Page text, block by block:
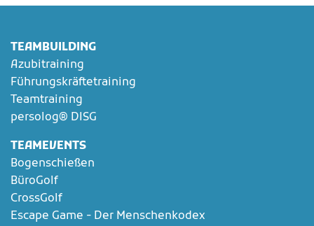
TEAMBUILDING
Azubitraining
Führungskräftetraining
Teamtraining
persolog® DISG
TEAMEVENTS
Bogenschießen
BüroGolf
CrossGolf
Escape Game - Der Menschenkodex